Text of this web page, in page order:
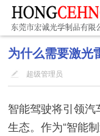
为什么需要激光
超级管理员
智能驾驶将引领
生态。作为“智能